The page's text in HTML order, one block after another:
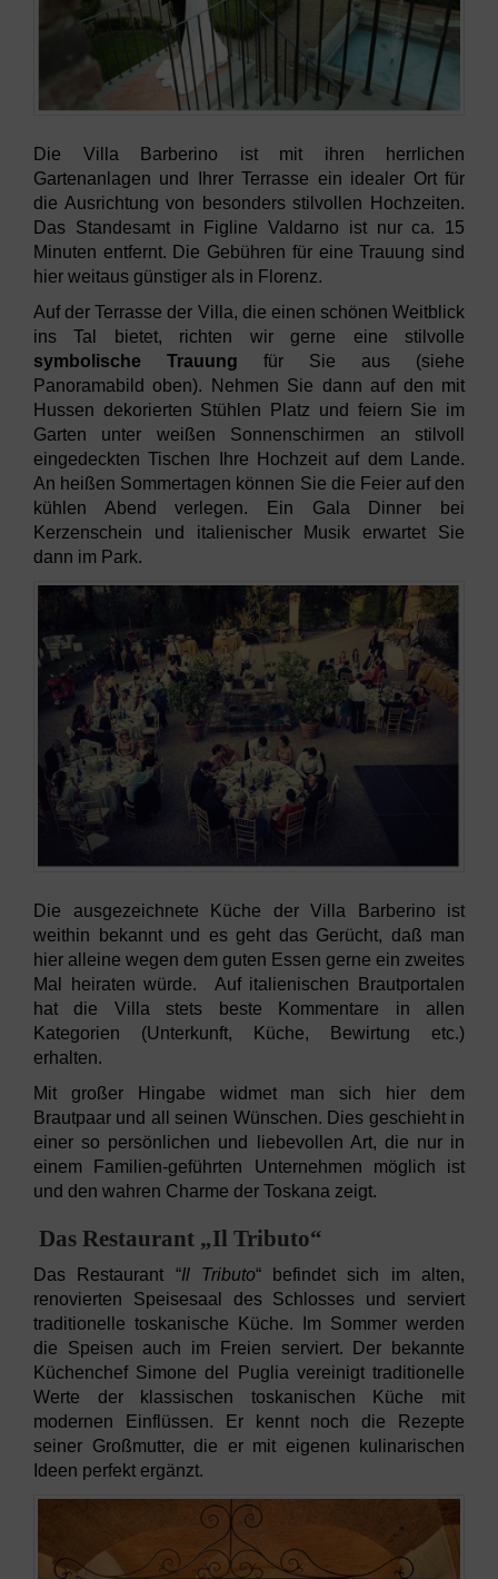
Die Villa Barberino ist mit ihren herrlichen
Gartenanlagen und Ihrer Terrasse ein idealer Ort für
die Ausrichtung von besonders stilvollen Hochzeiten.
Das Standesamt in Figline Valdarno ist nur ca. 15
Minuten entfernt. Die Gebühren für eine Trauung sind
hier weitaus günstiger als in Florenz.
Auf der Terrasse der Villa, die einen schönen Weitblick
ins Tal bietet, richten wir gerne eine stilvolle
symbolische Trauung für Sie aus (siehe
Panoramabild oben). Nehmen Sie dann auf den mit
Hussen dekorierten Stühlen Platz und feiern Sie im
Garten unter weißen Sonnenschirmen an stilvoll
eingedeckten Tischen Ihre Hochzeit auf dem Lande.
An heißen Sommertagen können Sie die Feier auf den
kühlen Abend verlegen. Ein Gala Dinner bei
Kerzenschein und italienischer Musik erwartet Sie
dann im Park.
Die ausgezeichnete Küche der Villa Barberino ist
weithin bekannt und es geht das Gerücht, daß man
hier alleine wegen dem guten Essen gerne ein zweites
Mal heiraten würde. Auf italienischen Brautportalen
hat die Villa stets beste Kommentare in allen
Kategorien (Unterkunft, Küche, Bewirtung etc.)
erhalten.
Mit großer Hingabe widmet man sich hier dem
Brautpaar und all seinen Wünschen. Dies geschieht in
einer so persönlichen und liebevollen Art, die nur in
einem Familien-geführten Unternehmen möglich ist
und den wahren Charme der Toskana zeigt.
Das Restaurant „Il Tributo“
Das Restaurant “Il Tributo“ befindet sich im alten,
renovierten Speisesaal des Schlosses und serviert
traditionelle toskanische Küche. Im Sommer werden
die Speisen auch im Freien serviert. Der bekannte
Küchenchef Simone del Puglia vereinigt traditionelle
Werte der klassischen toskanischen Küche mit
modernen Einflüssen. Er kennt noch die Rezepte
seiner Großmutter, die er mit eigenen kulinarischen
Ideen perfekt ergänzt.